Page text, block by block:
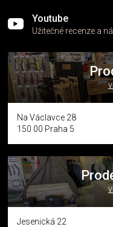
Youtube
Užitečné recenze a
Na Václavce 28
150 00 Praha 5
Jesenická 22